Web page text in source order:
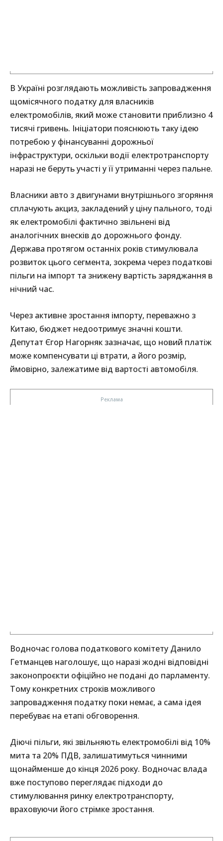
В Україні розглядають можливість запровадження
щомісячного податку для власників
електромобілів, який може становити приблизно 4
тисячі гривень. Ініціатори пояснюють таку ідею
потребою у фінансуванні дорожньої
інфраструктури, оскільки водії електротранспорту
наразі не беруть участі у її утриманні через пальне.
Власники авто з двигунами внутрішнього згоряння
сплачують акциз, закладений у ціну пального, тоді
як електромобілі фактично звільнені від
аналогічних внесків до дорожнього фонду.
Держава протягом останніх років стимулювала
розвиток цього сегмента, зокрема через податкові
пільги на імпорт та знижену вартість заряджання в
нічний час.
Через активне зростання імпорту, переважно з
Китаю, бюджет недоотримує значні кошти.
Депутат Єгор Нагорняк зазначає, що новий платіж
може компенсувати ці втрати, а його розмір,
ймовірно, залежатиме від вартості автомобіля.
Водночас голова податкового комітету Данило
Гетманцев наголошує, що наразі жодні відповідні
законопроєкти офіційно не подані до парламенту.
Тому конкретних строків можливого
запровадження податку поки немає, а сама ідея
перебуває на етапі обговорення.
Діючі пільги, які звільняють електромобілі від 10%
мита та 20% ПДВ, залишатимуться чинними
щонайменше до кінця 2026 року. Водночас влада
вже поступово переглядає підходи до
стимулювання ринку електротранспорту,
враховуючи його стрімке зростання.